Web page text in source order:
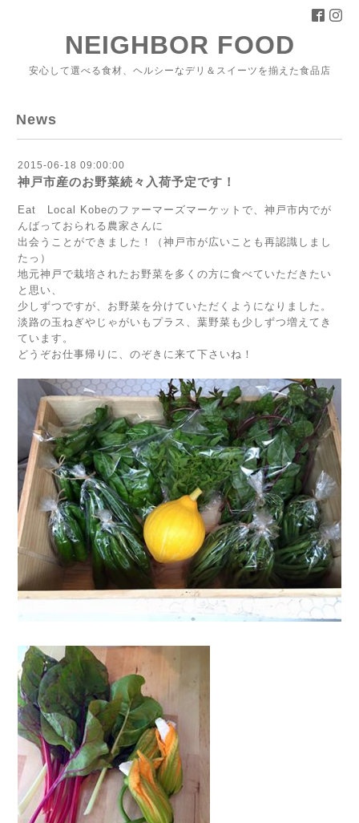
NEIGHBOR FOOD
安心して選べる食材、ヘルシーなデリ＆スイーツを揃えた食品店
News
2015-06-18 09:00:00
神戸市産のお野菜続々入荷予定です！
Eat Local Kobeのファーマーズマーケットで、神戸市内でが
んばっておられる農家さんに
出会うことができました！（神戸市が広いことも再認識しまし
たっ）
地元神戸で栽培されたお野菜を多くの方に食べていただきたい
と思い、
少しずつですが、お野菜を分けていただくようになりました。
淡路の玉ねぎやじゃがいもプラス、葉野菜も少しずつ増えてき
ています。
どうぞお仕事帰りに、のぞきに来て下さいね！